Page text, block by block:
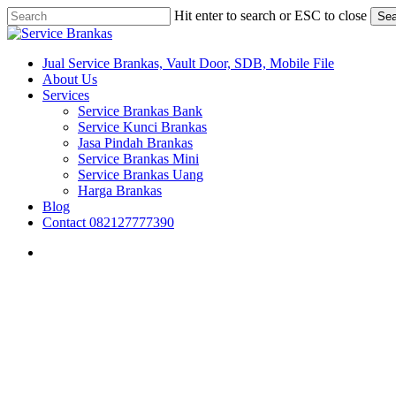
Skip
to
content
Hit enter to search or ESC to close
Close
search
Menu
Jual Service Brankas, Vault Door, SDB, Mobile File
About Us
Services
Service Brankas Bank
Service Kunci Brankas
Jasa Pindah Brankas
Service Brankas Mini
Service Brankas Uang
Harga Brankas
Blog
Contact 082127777390